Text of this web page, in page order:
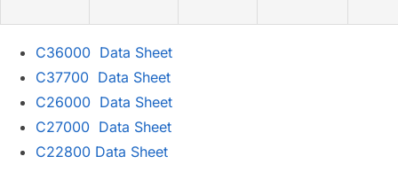
C36000 Data Sheet
C37700 Data Sheet
C26000 Data Sheet
C27000 Data Sheet
C22800 Data Sheet